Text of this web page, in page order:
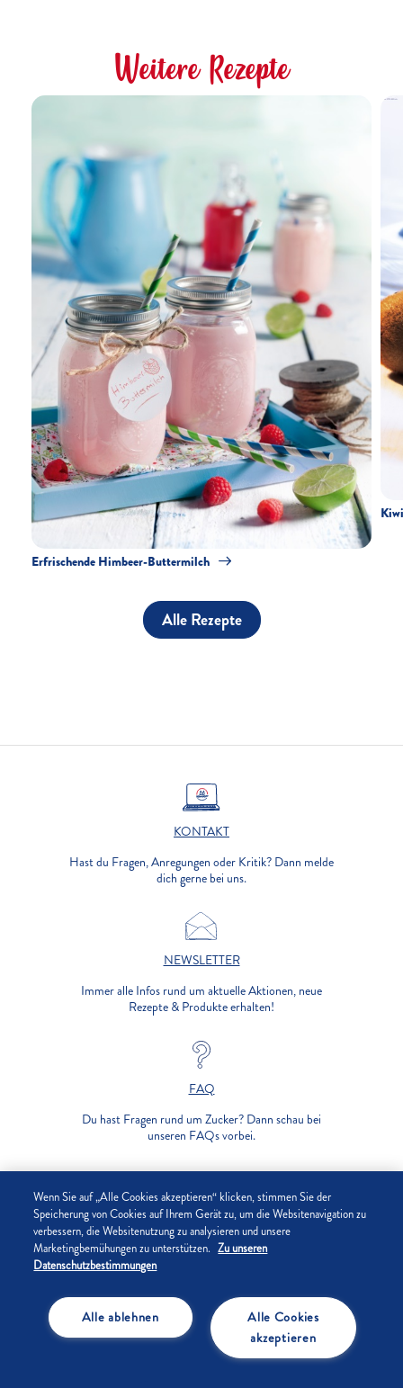
Weitere Rezepte
Erfrischende Himbeer-Buttermilch
Alle Rezepte
KONTAKT
Hast du Fragen, Anregungen oder Kritik? Dann melde
dich gerne bei uns.
NEWSLETTER
Immer alle Infos rund um aktuelle Aktionen, neue
Rezepte & Produkte erhalten!
FAQ
Du hast Fragen rund um Zucker? Dann schau bei
unseren FAQs vorbei.
UNTERNEHMEN
DATENSCHUTZ
COOKIE-EINSTELLUNGEN
Wenn Sie auf „Alle Cookies akzeptieren“ klicken, stimmen Sie der
Speicherung von Cookies auf Ihrem Gerät zu, um die Websitenavigation zu
verbessern, die Websitenutzung zu analysieren und unsere
Marketingbemühungen zu unterstützen. Zu unseren
Datenschutzbestimmungen
Alle Cookies
akzeptieren
Alle ablehnen